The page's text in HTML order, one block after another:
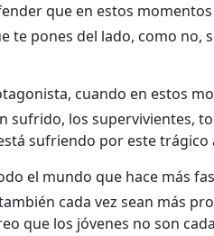
que en estos momentos
te pones del lado, como no,
cuando en estos
sufrido, los supervivientes,
sufriendo por este trágico
el mundo que hace más
cada vez sean más
que los jóvenes no son